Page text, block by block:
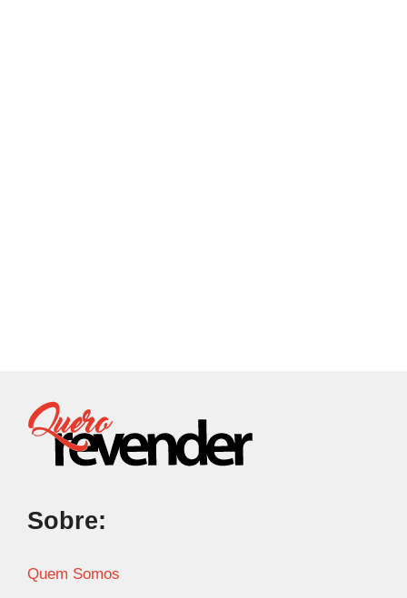
Sobre:
Quem Somos